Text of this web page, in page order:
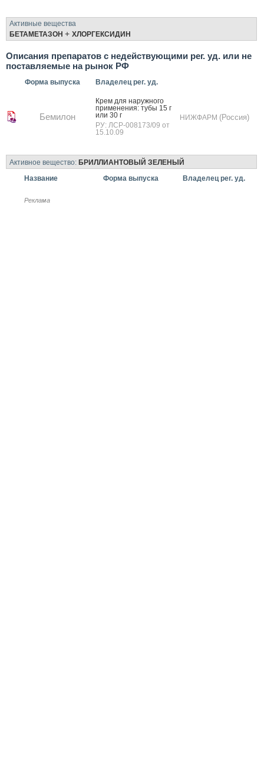
Активные вещества
БЕТАМЕТАЗОН + ХЛОРГЕКСИДИН
Описания препаратов с недействующими рег. уд. или не
поставляемые на рынок РФ
Форма выпуска Владелец рег. уд.
Бемилон
Крем для на­руж­но­го
при­мене­ния: ту­бы 15 г
или 30 г
РУ: ЛСР-008173/09 от
15.10.09
НИЖФАРМ (Россия)
Активное вещество: БРИЛЛИАНТОВЫЙ ЗЕЛЕНЫЙ
Название
Форма выпуска Владелец рег. уд.
Реклама